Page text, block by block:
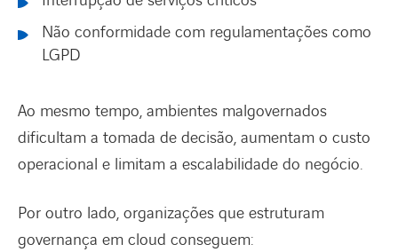
Não conformidade com regulamentações como
LGPD
Ao mesmo tempo, ambientes malgovernados
dificultam a tomada de decisão, aumentam o custo
operacional e limitam a escalabilidade do negócio.
Por outro lado, organizações que estruturam
governança em cloud conseguem: